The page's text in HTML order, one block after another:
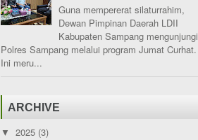
Guna mempererat silaturrahim,
Dewan Pimpinan Daerah LDII
Kabupaten Sampang mengunjungi
Polres Sampang melalui program Jumat Curhat.
Ini meru...
ARCHIVE
▼ 2025 (3)